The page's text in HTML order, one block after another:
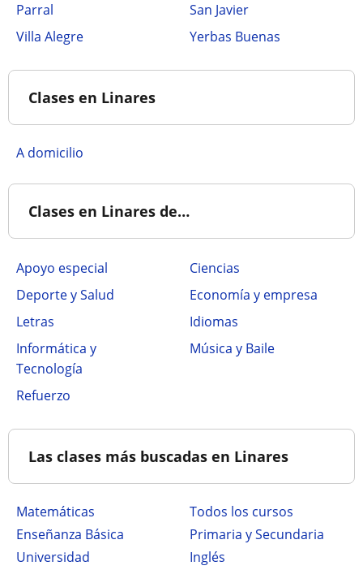
Parral
San Javier
Villa Alegre
Yerbas Buenas
Clases en Linares
a domicilio
Clases en Linares de…
Apoyo especial
Ciencias
Deporte y Salud
Economía y empresa
Letras
Idiomas
Informática y
Tecnología
Música y Baile
Refuerzo
Las clases más buscadas en Linares
Matemáticas
Todos los cursos
Enseñanza Básica
Primaria y Secundaria
Universidad
Inglés